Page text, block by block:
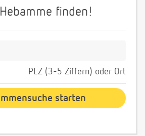
finden!
PLZ (3-5 Ziffern) oder Ort